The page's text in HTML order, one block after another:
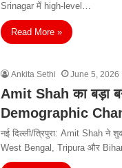
Srinagar में high-level…
Read More »
Ankita Sethi June 5, 2026
Amit Shah का बड़ा
Demographic
नई दिल्ली/त्रिपुरा: Amit Shah ने
West Bengal, Tripura और